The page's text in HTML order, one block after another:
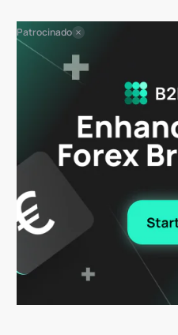
Patrocinado